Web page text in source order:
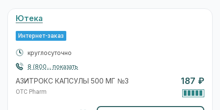
Ютека
Интернет-заказ
круглосуточно
8 (800... показать
АЗИТРОКС КАПСУЛЫ 500 МГ №3
OTC Pharm
187 ₽